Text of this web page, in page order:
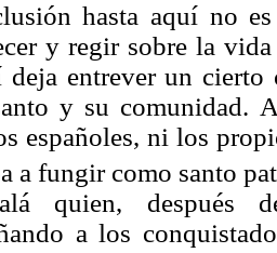
hasta aquí no
y regir sobre la
entrever un cierto
y su comunidad.
españoles, ni los
a fungir como santo
quien, después
a los